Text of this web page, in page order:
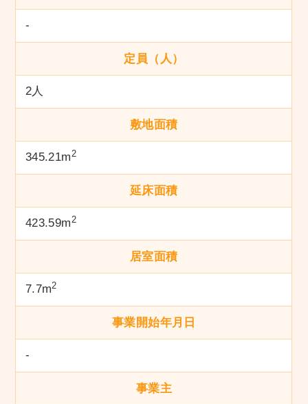
-
定員（人）
2人
敷地面積
345.21m2
延床面積
423.59m2
居室面積
7.7m2
事業開始年月日
-
事業主